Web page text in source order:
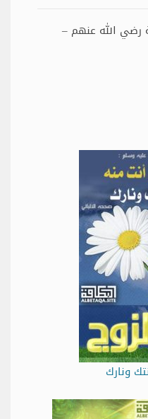
رضي الله عنهم –
ونارك